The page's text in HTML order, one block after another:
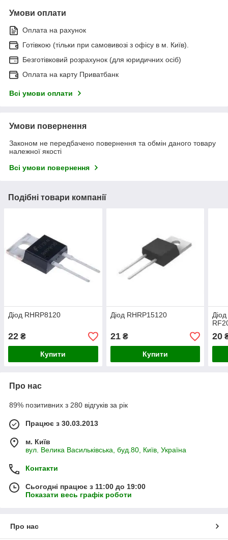
Умови оплати
Оплата на рахунок
Готівкою (тільки при самовивозі з офісу в м. Київ).
Безготівковий розрахунок (для юридичних осіб)
Оплата на карту Приватбанк
Всі умови оплати
Умови повернення
Законом не передбачено повернення та обмін даного товару
належної якості
Всі умови повернення
Подібні товари компанії
Діод RHRP8120
22 ₴
Купити
Діод RHRP15120
21₴
Купити
20
Про нас
89% позитивних з 280 відгуків за рік
Працює з 30.03.2013
м. Київ
вул. Велика Васильківська, буд.80, Київ, Україна
Контакти
Сьогодні працює з 11:00 до 19:00
Показати весь графік роботи
Про нас